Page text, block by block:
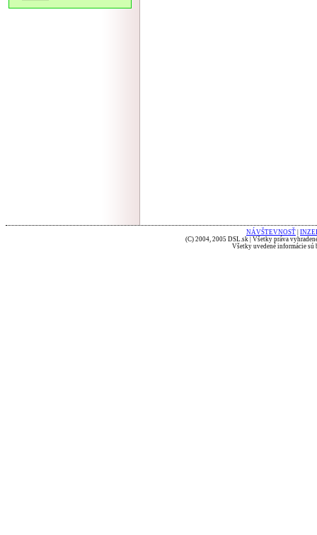
NÁVŠTEVNOSŤ
(C) 2004, 2005 DSL.sk | Všetky práva
Všetky uvedené informácie sú